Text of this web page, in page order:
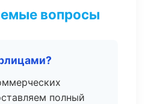
вопросы
полный